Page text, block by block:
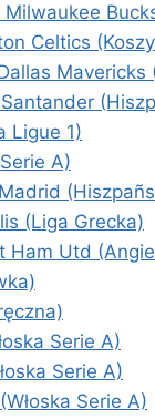
Celtics
Mavericks
Ligue 1)
A)
(Liga Grecka)
Utd
Serie A)
Serie A)
Serie A)